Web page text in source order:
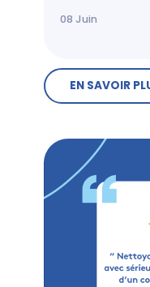
08 Juin
EN SAVOIR